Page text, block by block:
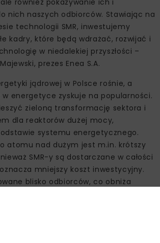
nich naszych odbiorców. Stawiając na
technologii SMR, inwestujemy
kadry, które będą wdrażać, rozwijać i
w niedalekiej przyszłości –
prezes Enea S.A.
jądrowej w Polsce rośnie, a
w energetyce zyskuje na popularności.
zieloną transformację sektora i
dla reaktorów dużej mocy,
systemu energetycznego.
atomu nad dużym jest m.in. krótszy
SMR-y są dostarczane w całości
mniejszy koszt inwestycyjny.
blisko odbiorców, co obniża